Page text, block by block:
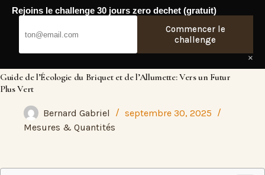
Passer
Guide de l’Écologie du Briquet et de l’Allumette: Vers un Futur
Plus Vert
Bernard Gabriel
septembre 30, 2025
Mesures & Quantités
Rejoins le challenge 30 jours zero dechet (gratuit)
Commencer le
challenge
×